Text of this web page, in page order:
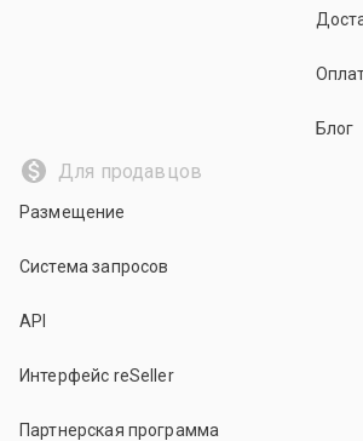
Блог
Для продавцов
Размещение
Система запросов
API
Интерфейс reSeller
Партнерская программа